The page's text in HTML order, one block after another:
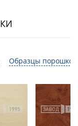
Образцы